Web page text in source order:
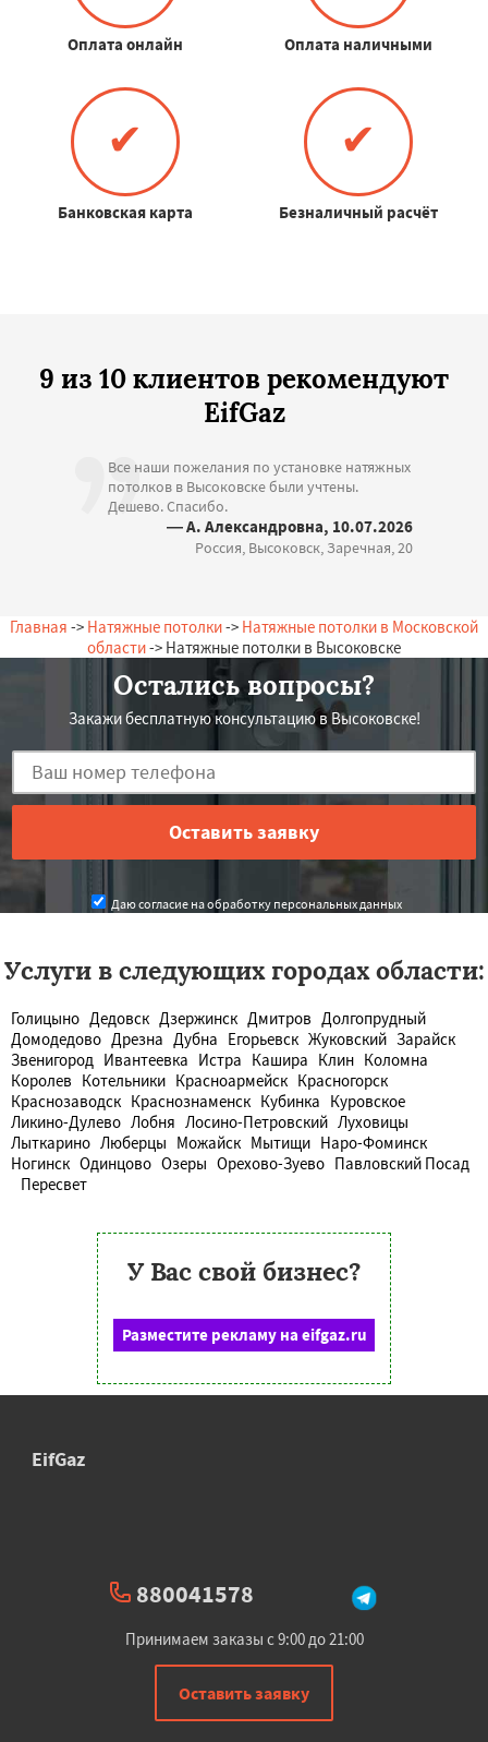
Оплата онлайн Оплата наличными
✔
Банковская карта
✔
Безналичный расчёт
9 из 10 клиентов рекомендуют
EifGaz
Все наши пожелания по установке натяжных
потолков в Высоковске были учтены.
Дешево. Спасибо.
— А. Александровна, 10.07.2026
Россия, Высоковск, Заречная, 20
Главная -> Натяжные потолки-> Натяжные потолки в Московской
области-> Натяжные потолки в Высоковске
Остались вопросы?
Закажи бесплатную консультацию в Высоковске!
Даю согласие на обработку персональных данных
Услуги в следующих городах области:
Голицыно Дедовск Дзержинск Дмитров Долгопрудный
Домодедово Дрезна Дубна Егорьевск Жуковский Зарайск
Звенигород Ивантеевка Истра Кашира Клин Коломна
Королев Котельники Красноармейск Красногорск
Краснозаводск Краснознаменск Кубинка Куровское
Ликино-Дулево Лобня Лосино-Петровский Луховицы
Лыткарино Люберцы Можайск Мытищи Наро-Фоминск
Ногинск Одинцово Озеры Орехово-Зуево Павловский Посад
Пересвет
У Вас свой бизнес?
Разместите рекламу на eifgaz.ru
EifGaz
880041578
Принимаем заказы с 9:00 до 21:00
Оставить заявку